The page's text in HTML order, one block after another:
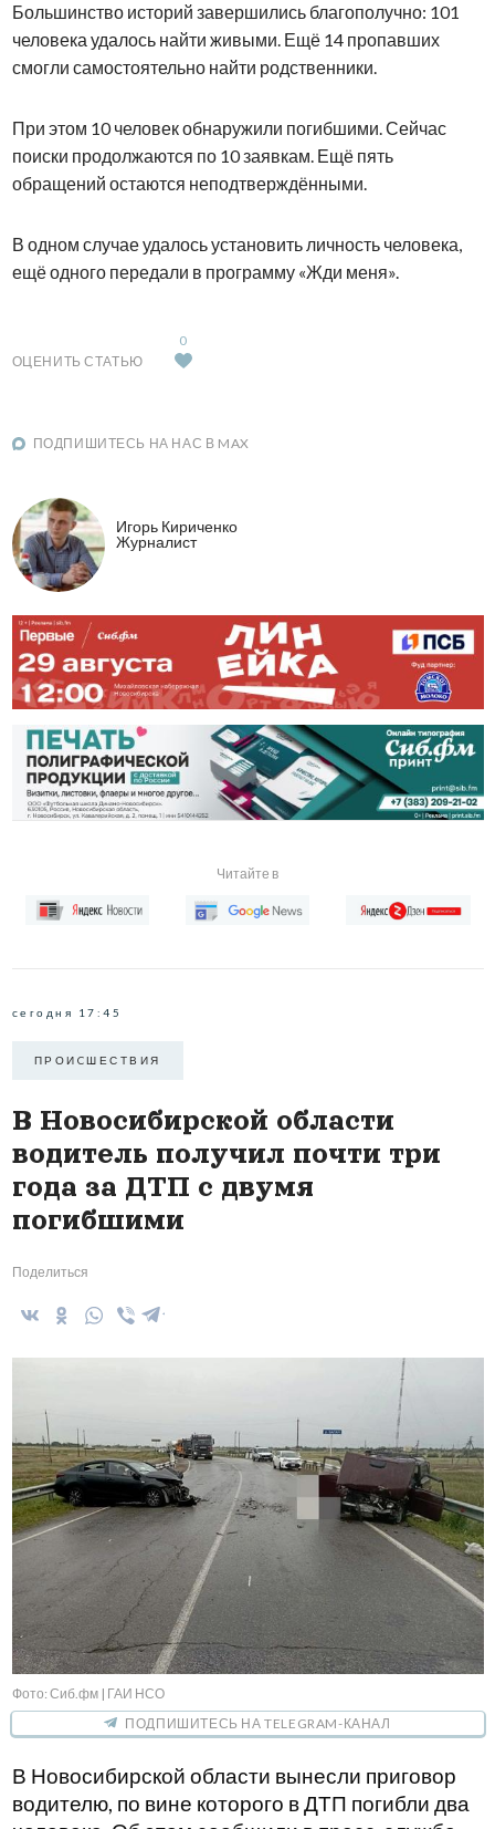
Большинство историй завершились благополучно: 101
человека удалось найти живыми. Ещё 14 пропавших
смогли самостоятельно найти родственники.
При этом 10 человек обнаружили погибшими. Сейчас
поиски продолжаются по 10 заявкам. Ещё пять
обращений остаются неподтверждёнными.
В одном случае удалось установить личность человека,
ещё одного передали в программу «Жди меня».
ОЦЕНИТЬ СТАТЬЮ
0
ПОДПИШИТЕСЬ НА НАС В MAX
Игорь Кириченко
Журналист
Читайте в
сегодня 17:45
ПРОИCШЕСТВИЯ
В Новосибирской области
водитель получил почти три
года за ДТП с двумя
погибшими
Поделиться
Фото: Сиб.фм | ГАИ НСО
ПОДПИШИТЕСЬ НА TELEGRAM-КАНАЛ
В Новосибирской области вынесли приговор
водителю, по вине которого в ДТП погибли два